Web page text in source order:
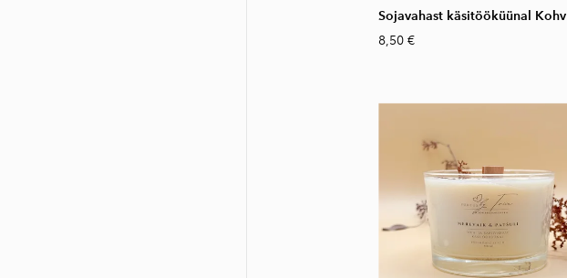
Sojavahast käsitööküünal Kohv
8,50 €